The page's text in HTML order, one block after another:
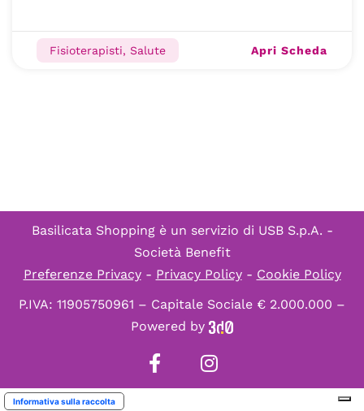
Fisioterapisti, Salute Apri Scheda
Basilicata Shopping è un servizio di USB S.p.A. -
Società Benefit
Preferenze Privacy- Privacy Policy- Cookie Policy
P.IVA: 11905750961 – Capitale Sociale € 2.000.000 –
Powered by
Informativa sulla raccolta